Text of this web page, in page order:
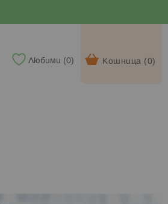
Кошница (0)
Любими (0)